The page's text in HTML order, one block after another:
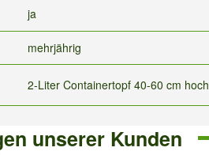
ja
mehrjährig
2-Liter Containertopf 40-60 cm hoch
unserer Kunden